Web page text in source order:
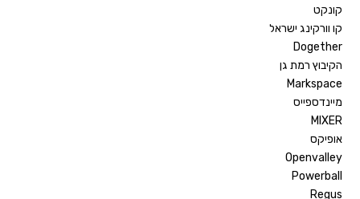
קונקט
קו וורקינג ישראל
Dogether
הקיבוץ רמת גן
Markspace
מיינדספייס
MIXER
אופיקס
Openvalley
Powerball
Regus